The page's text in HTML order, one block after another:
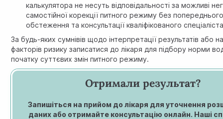
калькулятора не несуть відповідальності за можливі
самостійної корекції питного режиму без
обстеження та консультації кваліфікованого
За будь-яких сумнівів щодо інтерпретації результатів або
факторів ризику записатися до лікаря для підбору норми
початку суттєвих змін питного режиму.
Отримали результат?
Запишіться на прийом до лікаря для уточнення
даних або отримайте консультацію онлайн. Наші